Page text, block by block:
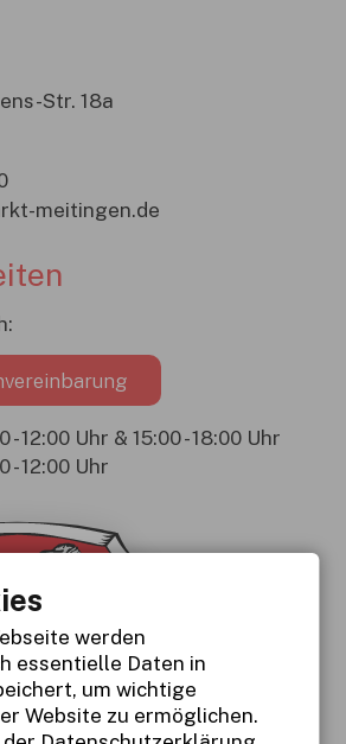
Str. 18a
meitingen.de
- 12:00 Uhr & 15:00 - 18:00 Uhr
- 12:00 Uhr
werden
essentielle Daten in
um wichtige
Website zu ermöglichen.